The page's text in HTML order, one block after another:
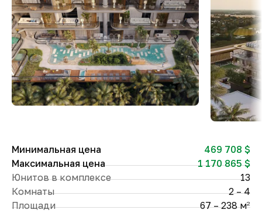
Минимальная цена
469 708 $
Максимальная цена
1 170 865 $
Юнитов в комплексе
13
Комнаты
2 – 4
Площади
67 – 238 м2